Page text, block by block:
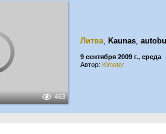
463
Литва, Kaunas,
9 сентября 2009 г., среда
Автор: Kimster